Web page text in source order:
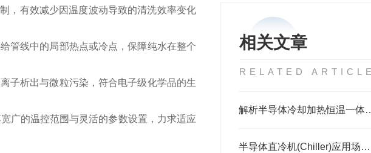
相关文章
RELATED
解析半导体冷却加热恒温
半导体直冷机(Chiller)应用场景与选购指南
，有效减少因温度波动导致的清洗效率变化
管线中的局部热点或冷点，保障纯水在整个
子析出与微粒污染，符合电子级化学品的生
广的温控范围与灵活的参数设置，力求适应